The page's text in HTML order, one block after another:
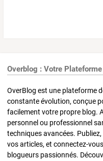
Overblog : Votre
OverBlog est une plateforme
constante évolution, conçue
facilement votre propre blog.
personnel ou professionnel
techniques avancées.
vos articles, et connectez-
blogueurs passionnés.